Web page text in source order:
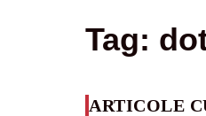
Tag:
ARTICOLE